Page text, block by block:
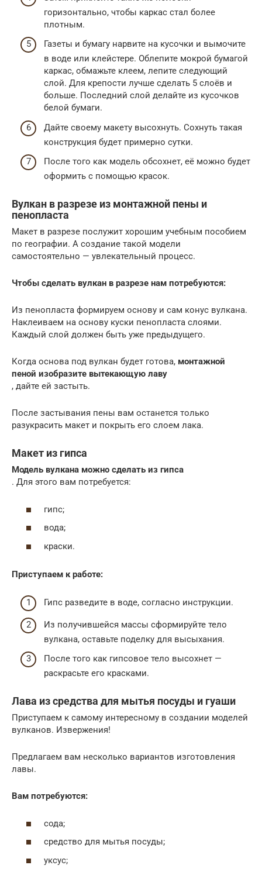
горизонтально, чтобы каркас стал более
плотным.
Газеты и бумагу нарвите на кусочки и вымочите
в воде или клейстере. Облепите мокрой бумагой
каркас, обмажьте клеем, лепите следующий
слой. Для крепости лучше сделать 5 слоёв и
больше. Последний слой делайте из кусочков
белой бумаги.
Дайте своему макету высохнуть. Сохнуть такая
конструкция будет примерно сутки.
После того как модель обсохнет, её можно будет
оформить с помощью красок.
Вулкан в разрезе из монтажной пены и
пенопласта
Макет в разрезе послужит хорошим учебным пособием
по географии. А создание такой модели
самостоятельно — увлекательный процесс.
Чтобы сделать вулкан в разрезе нам потребуются:
Из пенопласта формируем основу и сам конус вулкана.
Наклеиваем на основу куски пенопласта слоями.
Каждый слой должен быть уже предыдущего.
Когда основа под вулкан будет готова, монтажной
пеной изобразите вытекающую лаву
, дайте ей застыть.
После застывания пены вам останется только
разукрасить макет и покрыть его слоем лака.
Макет из гипса
Модель вулкана можно сделать из гипса
. Для этого вам потребуется:
гипс;
вода;
краски.
Приступаем к работе:
Гипс разведите в воде, согласно инструкции.
Из получившейся массы сформируйте тело
вулкана, оставьте поделку для высыхания.
После того как гипсовое тело высохнет —
раскрасьте его красками.
Лава из средства для мытья посуды и гуаши
Приступаем к самому интересному в создании моделей
вулканов. Извержения!
Предлагаем вам несколько вариантов изготовления
лавы.
Вам потребуются:
сода;
средство для мытья посуды;
уксус;